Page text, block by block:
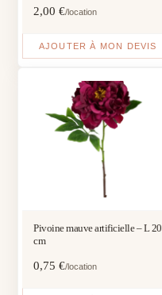
2,00€/location
AJOUTER À MON DEVIS
Pivoine mauve artificielle – L 20
cm
0,75€/location